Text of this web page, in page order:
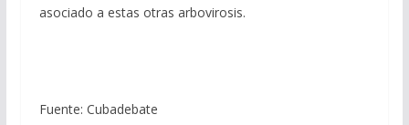
asociado a estas otras arbovirosis.
Fuente: Cubadebate